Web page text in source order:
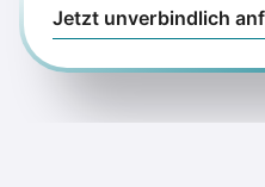
Jetzt unverbindlich